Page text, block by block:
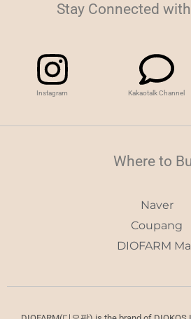
Stay Connected
Instagram Kakaotalk Channel
Where to
Naver
Coupang
DIOFARM